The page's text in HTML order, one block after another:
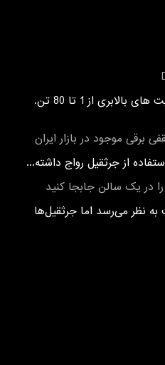
محدوده کامل با ظرفیت های بالابری از 1 تا 80 تن.
برقی موجود در بازار ایران
از جرثقیل رواج داشته...
در یک سالن جابجا کنید
نظر می‌رسد اما جرثقیل‌ها